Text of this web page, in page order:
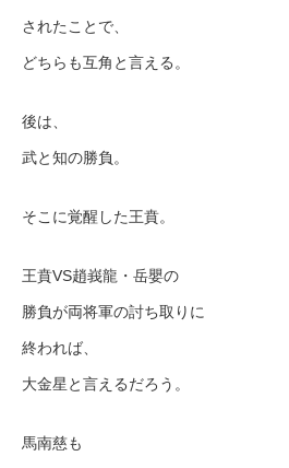
されたことで、
どちらも互角と言える。
後は、
武と知の勝負。
そこに覚醒した王賁。
王賁VS趙峩龍・岳嬰の
勝負が両将軍の討ち取りに
終われば、
大金星と言えるだろう。
馬南慈も